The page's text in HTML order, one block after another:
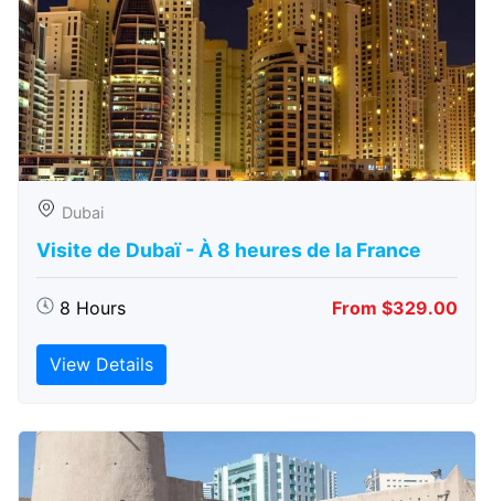
Dubai
Visite de Dubaï - À 8 heures de la France
8 Hours From $329.00
View Details